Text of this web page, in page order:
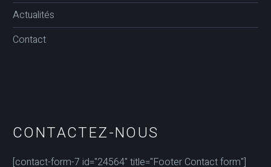
Actualités
Contact
CONTACTEZ-NOUS
[contact-form-7 id="24564" title="Footer Contact form"]